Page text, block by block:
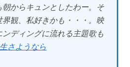
からキュンとしたわー。そ
界観、私好きかも・・・。映
ディングに流れる主題歌も
さようなら